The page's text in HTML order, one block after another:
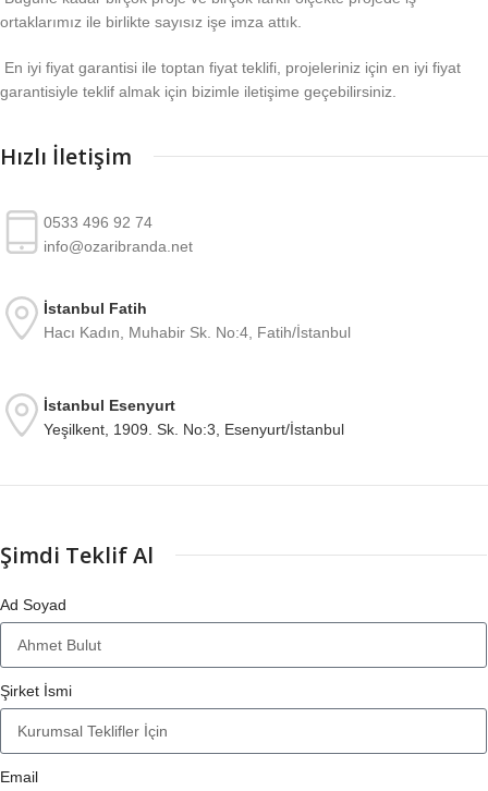
ortaklarımız ile birlikte sayısız işe imza attık.
En iyi fiyat garantisi ile toptan fiyat teklifi, projeleriniz için en iyi fiyat
garantisiyle teklif almak için bizimle iletişime geçebilirsiniz.
Hızlı İletişim
0533 496 92 74
info@ozaribranda.net
İstanbul Fatih
Hacı Kadın, Muhabir Sk. No:4, Fatih/İstanbul
İstanbul Esenyurt
Yeşilkent, 1909. Sk. No:3, Esenyurt/İstanbul
Şimdi Teklif Al
Ad Soyad
Şirket İsmi
Email